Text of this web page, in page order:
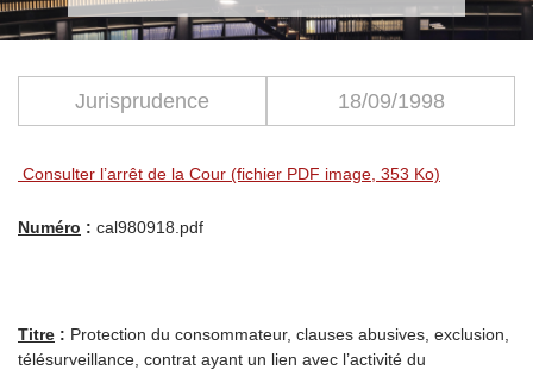
Jurisprudence 18/09/1998
Consulter l’arrêt de la Cour (fichier PDF image, 353 Ko)
Numéro : cal980918.pdf
Titre : Protection du consommateur, clauses abusives, exclusion,
télésurveillance, contrat ayant un lien avec l’activité du